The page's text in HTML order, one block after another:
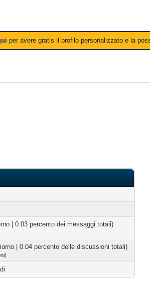
per avere gratis il profilo personalizzato e la
| 0.03 percento dei messaggi totali)
| 0.04 percento delle discussioni totali)
)